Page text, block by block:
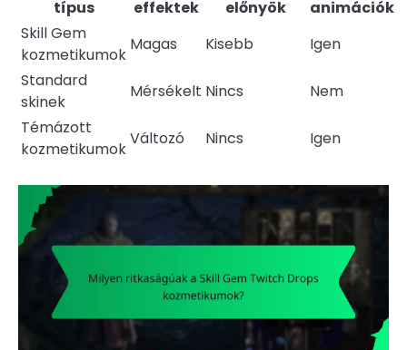
típus effektek előnyök
animációk
Skill Gem
kozmetikumok
Magas Kisebb
Igen
Standard
skinek
Mérsékelt Nincs
Nem
Témázott
kozmetikumok
Változó Nincs Igen